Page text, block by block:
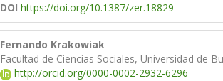
DOI https://doi.org/10.1387/zer.18829
Fernando Krakowiak
Facultad de Ciencias Sociales, Universidad de
http://orcid.org/0000-0002-2932-6296